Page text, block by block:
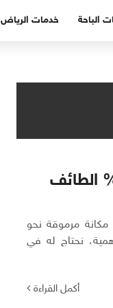
الباحة خدمات الرياض
وخصم 20% الطائف
مرموقة نحو
نحتاج له في
أكمل القراءة